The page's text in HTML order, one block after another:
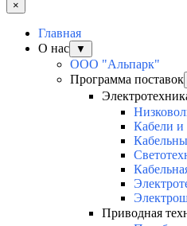
×
Главная
О нас
▼
ООО "Альпарк"
Программа поставок
Кабели и
Приводная